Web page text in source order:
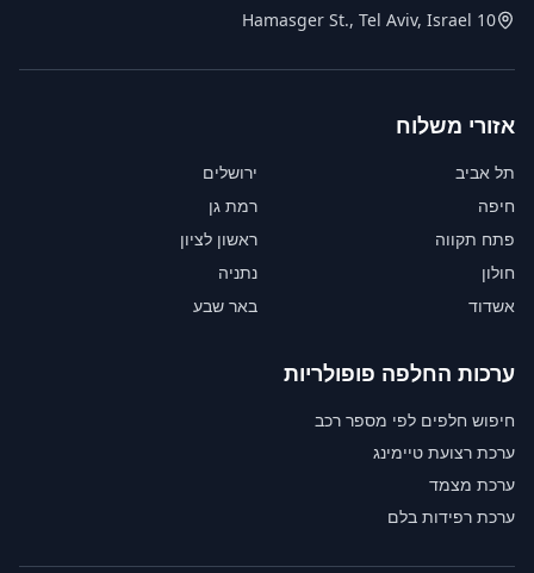
10 Hamasger St., Tel Aviv, Israel
אזורי משלוח
תל אביב
ירושלים
חיפה
רמת גן
פתח תקווה
ראשון לציון
חולון
נתניה
אשדוד
באר שבע
ערכות החלפה פופולריות
חיפוש חלפים לפי מספר רכב
ערכת רצועת טיימינג
ערכת מצמד
ערכת רפידות בלם